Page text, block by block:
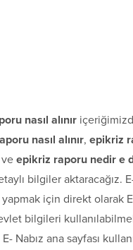
nasıl alınır
nasıl alınır, epikriz
ve epikriz raporu nedir e
bilgiler aktaracağız.
için direkt olarak
bilgileri
E- Nabız ana sayfası